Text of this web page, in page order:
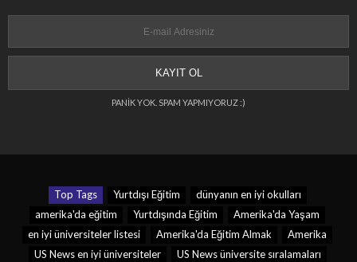
PANİK YOK. SPAM YAPMIYORUZ :)
Top Tags Yurtdışı Eğitim
dünyanın en iyi okulları
amerika'da eğitim
Yurtdışında Eğitim
Amerika'da Yaşam
en iyi üniversiteler listesi
Amerika'da Eğitim Almak
Amerika
US News en iyi üniversiteler
US News üniversite sıralamaları